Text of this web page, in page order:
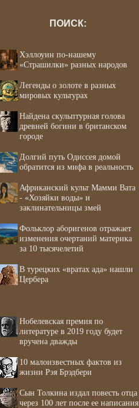
ПОИСК:
Хэллоуин по-нашему
«Страшилки» разных народов
Легенды о золоте в разных
мировых культурах
Найдена скульптурная голова
древней богини в британском
городе
Долгий путь Одиссея домой
обратится из мифа в реальность
Африканский культ Мамми Вата
- «Хозяйки воды» и
заклинательницы змей
Фольклор аборигенов отражает
изменения очертаний материка
за 10 тысячелетий
В турецких «вратах ада» нашли
Цербера
Нобелевская премия по
литературе в 2019 году будет
вручена дважды
10 малоизвестных фактов из
жизни Рэя Брэдбери
Сын Толкина издал повесть отца
через 100 лет после ее написания